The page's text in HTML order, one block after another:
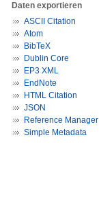
Daten exportieren
ASCII Citation
Atom
BibTeX
Dublin Core
EP3 XML
EndNote
HTML Citation
JSON
Reference Manager
Simple Metadata